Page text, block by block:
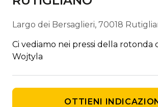
Largo dei Bersaglieri, 70018
Ci vediamo nei pressi della rotonda
Wojtyla
OTTIENI